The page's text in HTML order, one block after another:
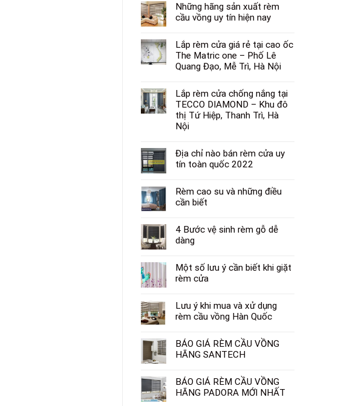
Những hãng sản xuất rèm
cầu vồng uy tín hiện nay
Lắp rèm cửa giá rẻ tại cao ốc
The Matric one – Phố Lê
Quang Đạo, Mễ Trì, Hà Nội
Lắp rèm cửa chống nắng tại
TECCO DIAMOND – Khu đô
thị Tứ Hiệp, Thanh Trì, Hà
Nội
Địa chỉ nào bán rèm cửa uy
tín toàn quốc 2022
Rèm cao su và những điều
cần biết
4 Bước vệ sinh rèm gỗ dễ
dàng
Một số lưu ý cần biết khi giặt
rèm cửa
Lưu ý khi mua và xử dụng
rèm cầu vồng Hàn Quốc
BÁO GIÁ RÈM CẦU VỒNG
HÃNG SANTECH
BÁO GIÁ RÈM CẦU VỒNG
HÃNG PADORA MỚI NHẤT